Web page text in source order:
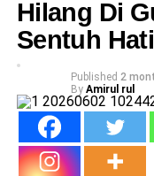
Hilang Di
Sentuh
Published 2
By Amirul rul